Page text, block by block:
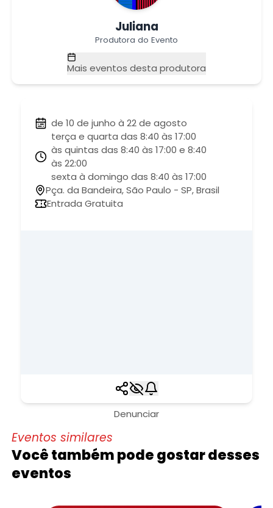
Juliana
Produtora do Evento
Mais eventos desta produtora
de 10 de junho à 22 de agosto
terça e quarta das 8:40 às 17:00
às quintas das 8:40 às 17:00 e 8:40
às 22:00
sexta à domingo das 8:40 às 17:00
Pça. da Bandeira, São Paulo - SP, Brasil
Entrada Gratuita
Denunciar
Eventos similares
Você também pode gostar desses
eventos